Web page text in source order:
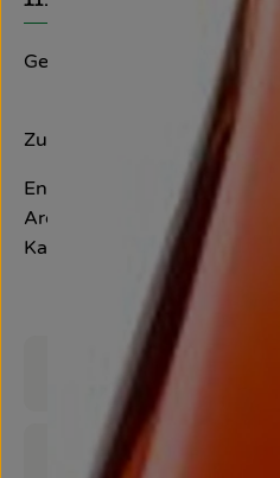
Geschmacklich orientiert
Zutaten:
Entalkoholisierter Wein
Aromastoffe, Natürliches
Karotten und Schwarze-
aus kontrolliert
Produktinformationen
Zutaten